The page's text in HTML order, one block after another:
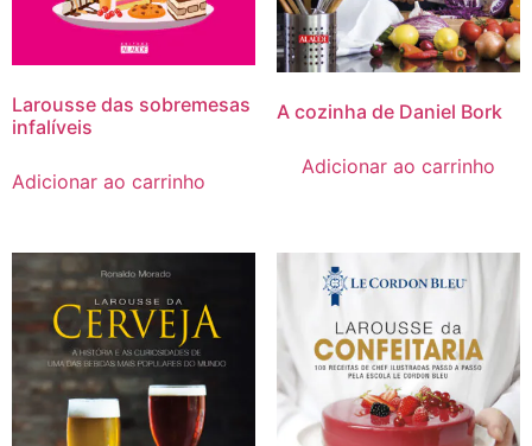
Larousse das sobremesas
infalíveis
Adicionar ao carrinho
A cozinha de Daniel Bork
Adicionar ao carrinho